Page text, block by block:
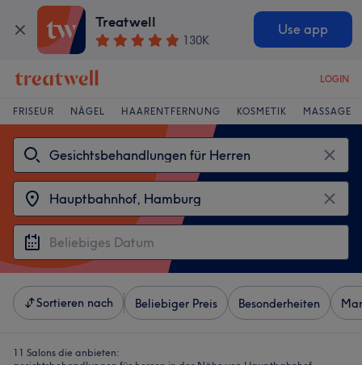
Treatwell
130K
Use app
LOGIN
FRISEUR NÄGEL HAARENTFERNUNG KOSMETIK MASSAGE
Sortieren nach Beliebiger Preis Besonderheiten
11 Salons die anbieten: